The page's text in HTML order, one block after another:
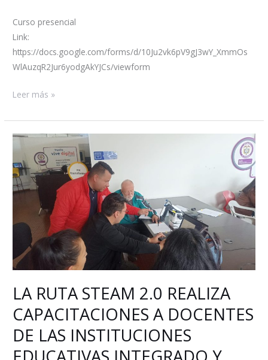
Curso presencial
Link:
https://docs.google.com/forms/d/10Ju2vk6pV9gJ3wY_XmmOs
WlAuzqR2Jur6yodgAkYJCs/viewform
Leer más »
LA RUTA STEAM 2.0 REALIZA
CAPACITACIONES A DOCENTES
DE LAS INSTITUCIONES
LA
RUTA
STEAM
2.0
REALIZA
CAPACITACIONES
DOCENTES
DE
INSTITUCIONES
INTEGRADO
FRANCISCO